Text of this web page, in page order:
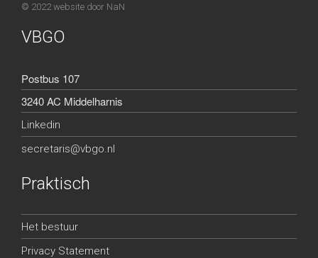
© 2022 website door NaN
VBGO
Postbus 107
3240 AC Middelharnis
Linkedin
secretaris@vbgo.nl
Praktisch
Het bestuur
Privacy Statement